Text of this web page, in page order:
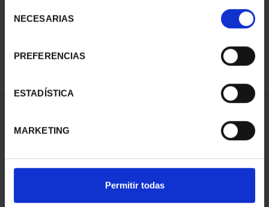
NECESARIAS
PREFERENCIAS
ESTADÍSTICA
MARKETING
Permitir todas
73,00 €
REFINAR